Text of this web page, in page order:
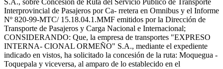
S.A., sobre Concesión de Ruta del Servicio Público de Transporte
Interprovincial de Pasajeros por Ca- rretera en Omnibus y el Informe
Nº 820-99-MTC/ 15.18.04.1.MMF emitidos por la Dirección de
Transporte de Pasajeros y Carga Nacional e Internacional;
CONSIDERANDO: Que, la empresa de transportes "EXPRESO
INTERNA- CIONAL ORMEÑO" S.A., mediante el expediente
indicado en vistos, ha solicitado la concesión de la ruta: Moquegua -
Toquepala y viceversa, al amparo de lo establecido en el